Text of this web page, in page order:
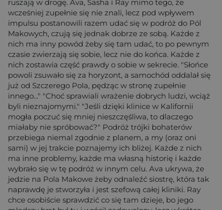
ruszają w drogę. Ava, Sasha i Ray mimo tego, że
wcześniej zupełnie się nie znali, lecz pod wpływem
impulsu postanowili razem udać się w podróż do Pól
Makowych, czują się jednak dobrze ze sobą. Każde z
nich ma inny powód żeby się tam udać, to po pewnym
czasie zwierzają się sobie, lecz nie do końca. Każde z
nich zostawia część prawdy o sobie w sekrecie. "Słońce
powoli zsuwało się za horyzont, a samochód oddalał się
już od Szczerego Pola, pędząc w stronę zupełnie
innego..." "Choć sprawiali wrażenie dobrych ludzi, wciąż
byli nieznajomymi." "Jeśli dzięki klinice w Kalifornii
mogła poczuć się mniej nieszczęśliwa, to dlaczego
miałaby nie spróbować?" Podróż trójki bohaterów
przebiega niemal zgodnie z planem, a my (oraz oni
sami) w jej trakcie poznajemy ich bliżej. Każde z nich
ma inne problemy, każde ma własną historię i każde
wybrało się w tę podróż w innym celu. Ava ukrywa, że
jedzie na Pola Makowe żeby odnaleźć siostrę, która tak
naprawdę je stworzyła i jest szefową całej kliniki. Ray
chce osobiście sprawdzić co się tam dzieje, bo jego